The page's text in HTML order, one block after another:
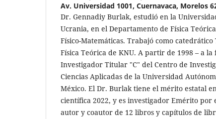
Av. Universidad 1001, Cuernavaca, Morelos
Dr. Gennadiy Burlak, estudió en la
Ucrania, en el Departamento de Física
Físico-Matemáticas. Trabajó como
Física Teórica de KNU. A partir de 1998 – a la
Investigador Titular "C" del Centro de
Ciencias Aplicadas de la Universidad
México. El Dr. Burlak tiene el mérito estatal
científica 2022, y es investigador Emérito por
autor y coautor de 12 libros y capítulos de